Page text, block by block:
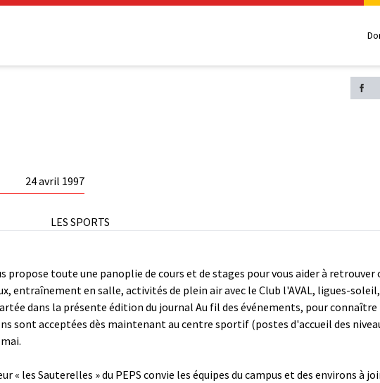
24 avril 1997
LES SPORTS
propose toute une panoplie de cours et de stages pour vous aider à
entraînement en salle, activités de plein air avec le Club l'AVAL, ligues-
dans la présente édition du journal Au fil des événements, pour connaître
sont acceptées dès maintenant au centre sportif (postes d'accueil des
les Sauterelles » du PEPS convie les équipes du campus et des environs à